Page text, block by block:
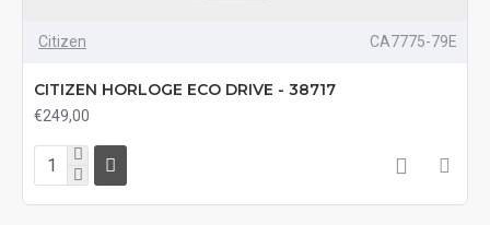
Citizen CA7775-79E
CITIZEN HORLOGE ECO DRIVE - 38717
€249,00